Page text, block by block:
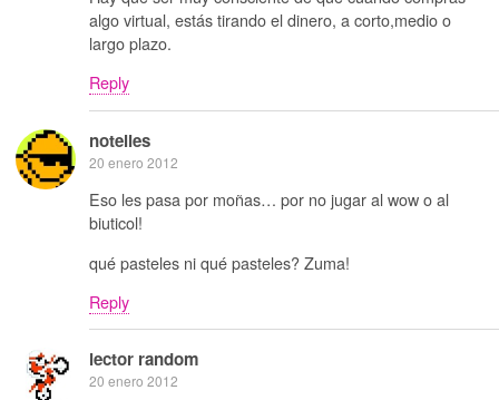
algo virtual, estás tirando el dinero, a corto,medio o
largo plazo.
Reply
notelies
20 enero 2012
Eso les pasa por moñas… por no jugar al wow o al
biuticol!
qué pasteles ni qué pasteles? Zuma!
Reply
lector random
20 enero 2012